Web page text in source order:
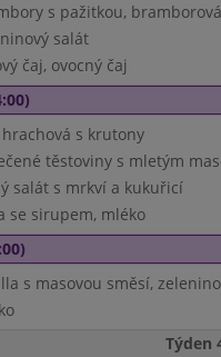
s pažitkou,
salát
čaj, ovocný čaj
s krutony
těstoviny s mletým
salát s mrkví a kukuřicí
se sirupem, mléko
s masovou směsí,
Týden